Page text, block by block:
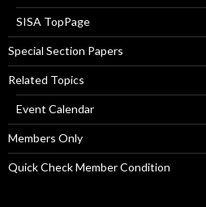
SISA TopPage
Special Section Papers
Related Topics
Event Calendar
Members Only
Quick Check Member Condition